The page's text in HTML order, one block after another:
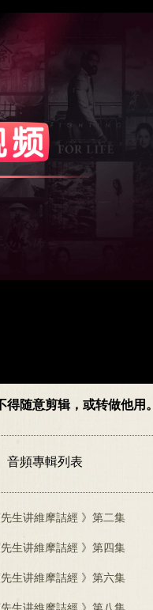
随意剪辑，或转做他用。
音頻專輯列表
先生讲維摩詰經 》第二集
先生讲維摩詰經 》第四集
先生讲維摩詰經 》第六集